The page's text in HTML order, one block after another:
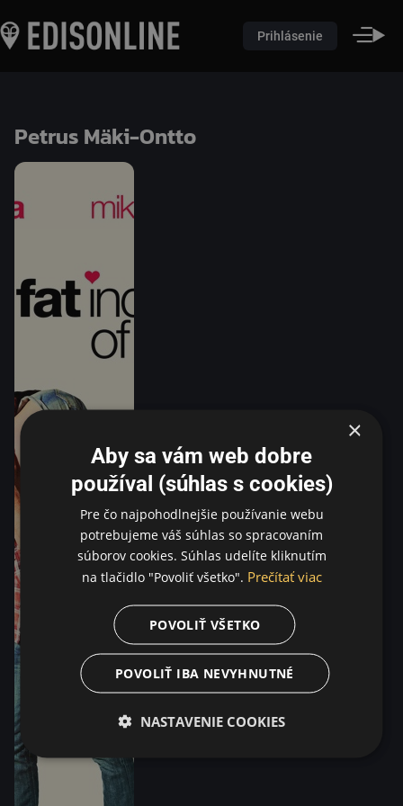
Prihlásenie
Petrus Mäki-Ontto
×
Aby sa vám web dobre
používal (súhlas s cookies)
Pre čo najpohodlnejšie používanie webu
potrebujeme váš súhlas so spracovaním
súborov cookies. Súhlas udelíte kliknutím
na tlačidlo "Povoliť všetko". Prečítať viac
POVOLIŤ VŠETKO
POVOLIŤ IBA NEVYHNUTNÉ
NASTAVENIE COOKIES